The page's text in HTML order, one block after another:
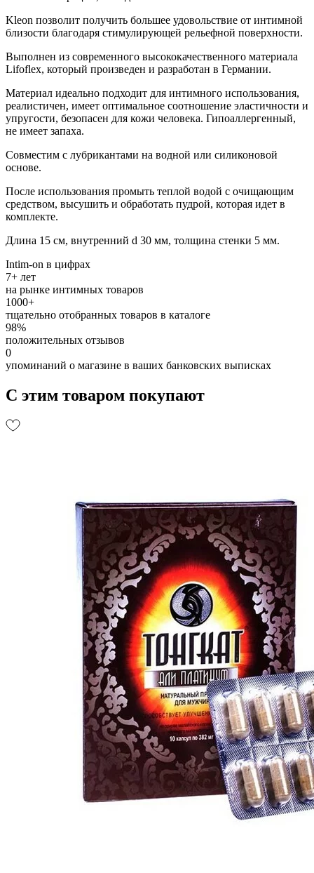
Kleon позволит получить большее удовольствие от интимной
близости благодаря стимулирующей рельефной поверхности.
Выполнен из современного высококачественного материала
Lifoflex, который произведен и разработан в Германии.
Материал идеально подходит для интимного использования,
реалистичен, имеет оптимальное соотношение эластичности и
упругости, безопасен для кожи человека. Гипоаллергенный,
не имеет запаха.
Совместим с лубрикантами на водной или силиконовой
основе.
После использования промыть теплой водой с очищающим
средством, высушить и обработать пудрой, которая идет в
комплекте.
Длина 15 см, внутренний d 30 мм, толщина стенки 5 мм.
Intim-on в цифрах
7+ лет
на рынке интимных товаров
1000+
тщательно отобранных товаров в каталоге
98%
положительных отзывов
0
упоминаний о магазине в ваших банковских выписках
С этим товаром покупают